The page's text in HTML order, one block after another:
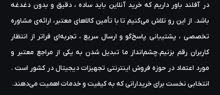
در آفلند باور داریم که خرید آنلاین باید ساده ، دقیق و بدون دغدغه
باشد. از این رو تلاش می‌کنیم تا با تأمین کالاهای معتبر، ارائه‌ی مشاوره‌
تخصصی ، پشتیبانی پاسخ‌گو و ارسال سریع ، تجربه‌ای فراتر از انتظار
کاربران رقم بزنیم.چشم‌انداز ما تبدیل شدن به یکی از مراجع معتبر و
مورد اعتماد در حوزه‌ فروش اینترنتی تجهیزات دیجیتال در کشور است .
انتخابی نخست برای خریدارانی که به کیفیت و خدمات اهمیت می‌دهند.